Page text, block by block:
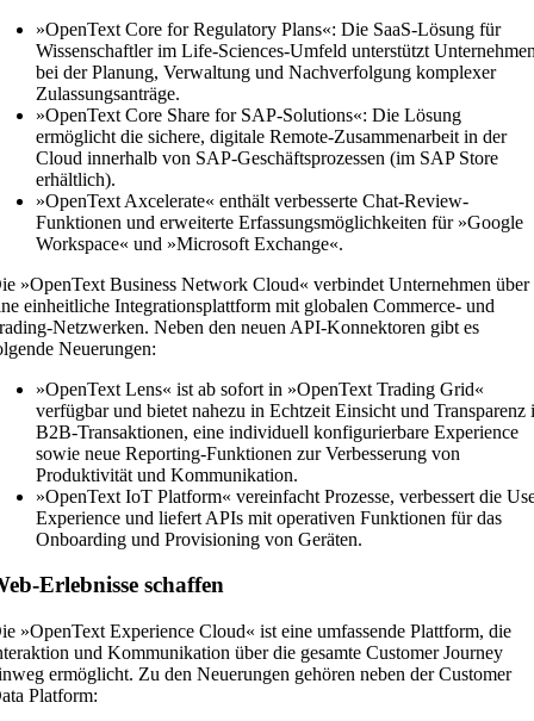
»OpenText Core for Regulatory Plans«: Die SaaS-Lösung für
Wissenschaftler im Life-Sciences-Umfeld unterstützt
bei der Planung, Verwaltung und Nachverfolgung komplexer
Zulassungsanträge.
»OpenText Core Share for SAP-Solutions«: Die Lösung
ermöglicht die sichere, digitale Remote-Zusammenarbeit in der
Cloud innerhalb von SAP-Geschäftsprozessen (im SAP Store
erhältlich).
»OpenText Axcelerate« enthält verbesserte Chat-Review-
Funktionen und erweiterte Erfassungsmöglichkeiten für »Google
Workspace« und »Microsoft Exchange«.
»OpenText Business Network Cloud« verbindet Unternehmen über
einheitliche Integrationsplattform mit globalen Commerce- und
Netzwerken. Neben den neuen API-Konnektoren gibt es
Neuerungen:
»OpenText Lens« ist ab sofort in »OpenText Trading Grid«
verfügbar und bietet nahezu in Echtzeit Einsicht und Transparenz
B2B-Transaktionen, eine individuell konfigurierbare Experience
sowie neue Reporting-Funktionen zur Verbesserung von
Produktivität und Kommunikation.
»OpenText IoT Platform« vereinfacht Prozesse, verbessert die
Experience und liefert APIs mit operativen Funktionen für das
Onboarding und Provisioning von Geräten.
Erlebnisse schaffen
»OpenText Experience Cloud« ist eine umfassende Plattform, die
und Kommunikation über die gesamte Customer Journey
ermöglicht. Zu den Neuerungen gehören neben der Customer
Platform: